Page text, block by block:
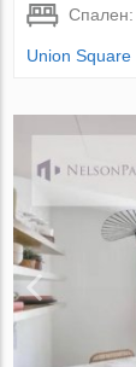
Union